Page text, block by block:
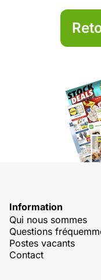
Information
Qui nous sommes
Questions
Postes vacants
Contact